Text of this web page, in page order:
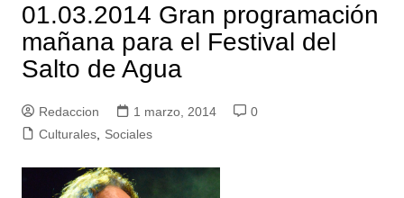
01.03.2014 Gran programación
mañana para el Festival del
Salto de Agua
Redaccion 1 marzo, 2014
0
Culturales, Sociales